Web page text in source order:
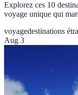
Explorez ces 10
voyage unique qui
voyagedestinations
Aug 3